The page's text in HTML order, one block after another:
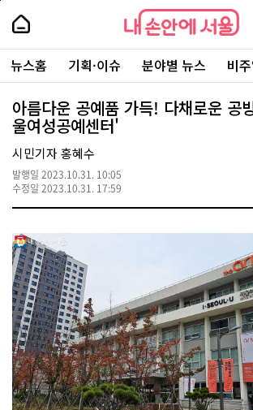
본
로
가
내
손
안
에
서
울
-
서
울
시
대
표
소
통
포
내
손
에
울
주
요
서
뉴스홈 기획·이슈 분야별 뉴스 비
아름다운 공예품 가득! 다채로운 공
울여성공예센터'
시민기자 홍혜수
발행일 2023.10.31. 10:05
수정일 2023.10.31. 17:59
페
상
단
로